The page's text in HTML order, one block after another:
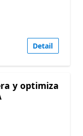
Detail
y optimiza